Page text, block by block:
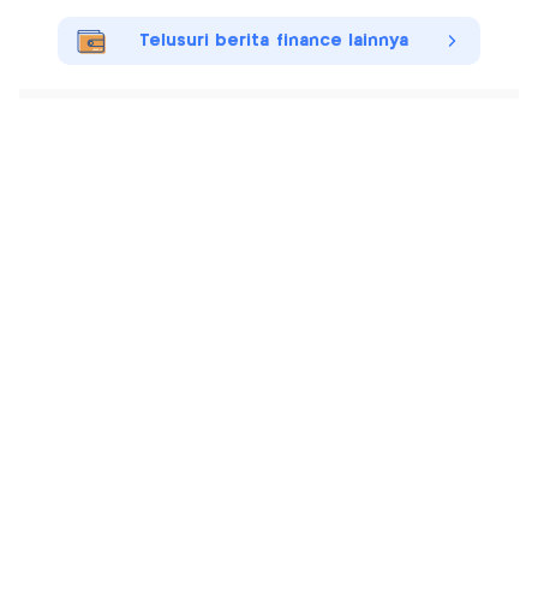
Telusuri berita finance lainnya